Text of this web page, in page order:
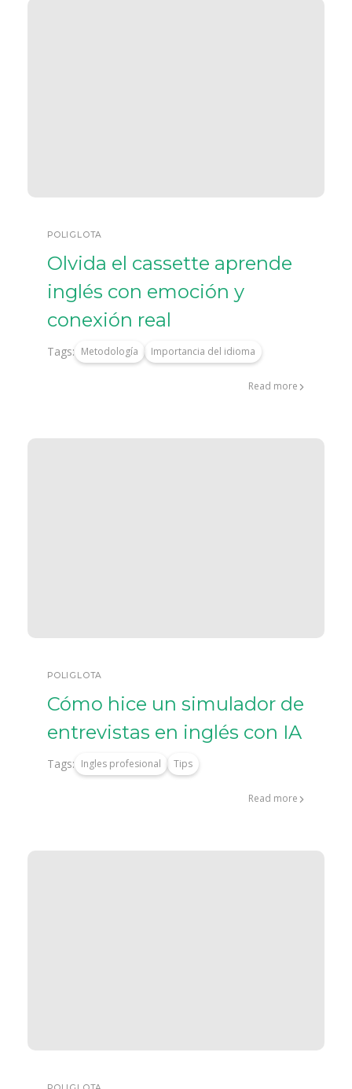
POLIGLOTA
Olvida el cassette aprende
inglés con emoción y
conexión real
Tags: Metodología Importancia del idioma
Read more
POLIGLOTA
Cómo hice un simulador de
entrevistas en inglés con IA
Tags: Ingles profesional Tips
Read more